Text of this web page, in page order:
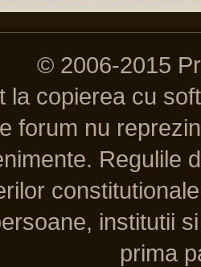
© 2006-2015
la copierea cu
forum nu
Regulile
institutii
prima